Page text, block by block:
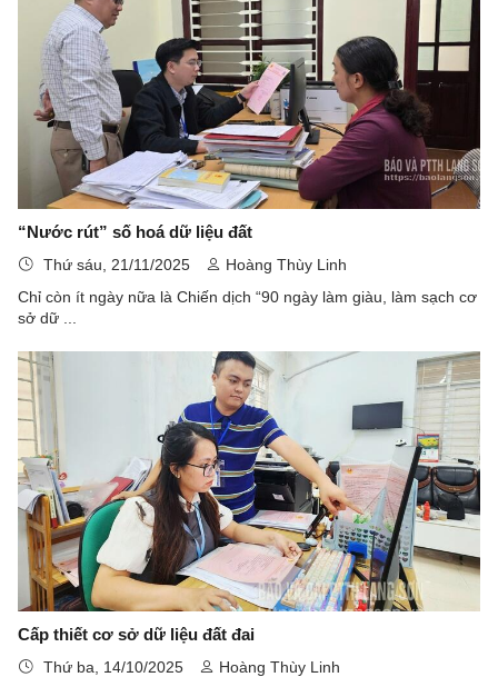
“Nước rút” số hoá dữ liệu đất
Thứ sáu, 21/11/2025
Hoàng Thùy Linh
Chỉ còn ít ngày nữa là Chiến dịch “90 ngày làm giàu, làm sạch cơ
sở dữ ...
Cấp thiết cơ sở dữ liệu đất đai
Thứ ba, 14/10/2025
Hoàng Thùy Linh